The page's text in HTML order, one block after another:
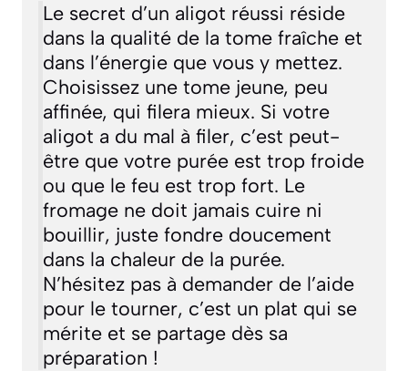
Le secret d’un aligot réussi réside
dans la qualité de la tome fraîche et
dans l’énergie que vous y mettez.
Choisissez une tome jeune, peu
affinée, qui filera mieux. Si votre
aligot a du mal à filer, c’est peut-
être que votre purée est trop froide
ou que le feu est trop fort. Le
fromage ne doit jamais cuire ni
bouillir, juste fondre doucement
dans la chaleur de la purée.
N’hésitez pas à demander de l’aide
pour le tourner, c’est un plat qui se
mérite et se partage dès sa
préparation !